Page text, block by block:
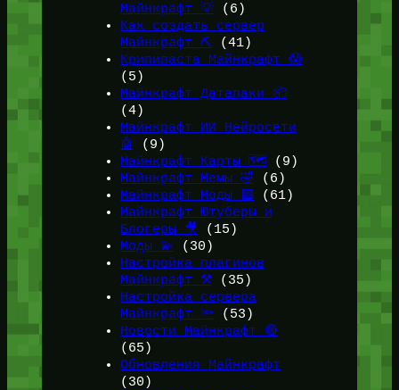
Майнкрафт 💡(6)
Как создать сервер
Майнкрафт ⛏️ (41)
Крипипаста Майнкрафт 😱
(5)
Майнкрафт Датапаки 📦
(4)
Майнкрафт ИИ Нейросети
🤖
(9)
Майнкрафт Карты 🗺️ (9)
Майнкрафт Мемы 🤣 (6)
Майнкрафт Моды 🟩
(61)
Майнкрафт Ютуберы и
Блогеры 🎥
(15)
Моды 💫
(30)
Настройка плагинов
Майнкрафт ⚒️(35)
Настройка сервера
Майнкрафт 🔦 (53)
Новости Майнкрафт 🔴
(65)
Обновления Майнкрафт
(30)